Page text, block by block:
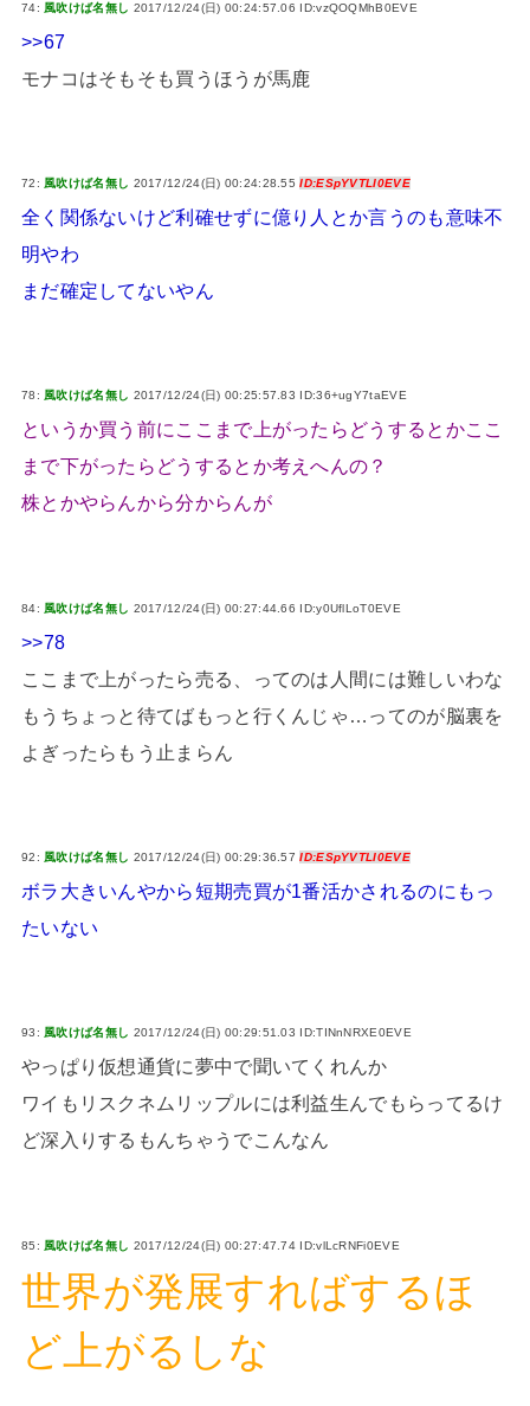
74: 風吹けば名無し 2017/12/24(日) 00:24:57.06 ID:vzQOQMhB0EVE
>>67
モナコはそもそも買うほうが馬鹿
72: 風吹けば名無し 2017/12/24(日) 00:24:28.55ID:ESpYVTLI0EVE
全く関係ないけど利確せずに億り人とか言うのも意味不
明やわ
まだ確定してないやん
78:風吹けば名無し 2017/12/24(日) 00:25:57.83 ID:36+ugY7taEVE
というか買う前にここまで上がったらどうするとかここ
まで下がったらどうするとか考えへんの？
株とかやらんから分からんが
84: 風吹けば名無し 2017/12/24(日) 00:27:44.66 ID:y0UflLoT0EVE
>>78
ここまで上がったら売る、ってのは人間には難しいわな
もうちょっと待てばもっと行くんじゃ…ってのが脳裏を
よぎったらもう止まらん
92: 風吹けば名無し 2017/12/24(日) 00:29:36.57ID:ESpYVTLI0EVE
ボラ大きいんやから短期売買が1番活かされるのにもっ
たいない
93:風吹けば名無し 2017/12/24(日) 00:29:51.03 ID:TINnNRXE0EVE
やっぱり仮想通貨に夢中で聞いてくれんか
ワイもリスクネムリップルには利益生んでもらってるけ
ど深入りするもんちゃうでこんなん
85: 風吹けば名無し 2017/12/24(日) 00:27:47.74 ID:vlLcRNFi0EVE
世界が発展すればするほ
ど上がるしな